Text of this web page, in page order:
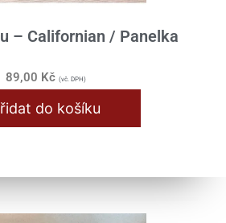
– Californian / Panelka
89,00 Kč (vč. DPH)
do košíku